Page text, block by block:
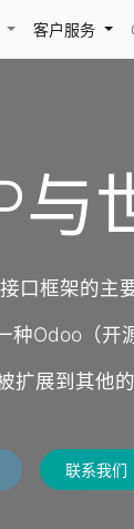
客户服务
与
口框架的主
Odoo（开
展到其他
联系我们